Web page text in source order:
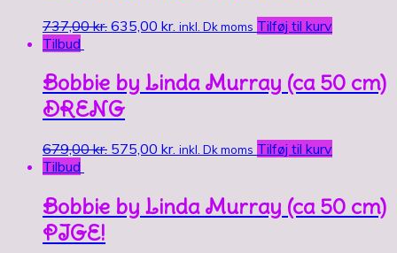
737,00kr. 635,00 kr. inkl. Dk moms Tilføj til kurv
Tilbud
Bobbie by Linda Murray (ca 50 cm)
DRENG
679,00kr. 575,00 kr. inkl. Dk moms Tilføj til kurv
Tilbud
Bobbie by Linda Murray (ca 50 cm)
PIGE!